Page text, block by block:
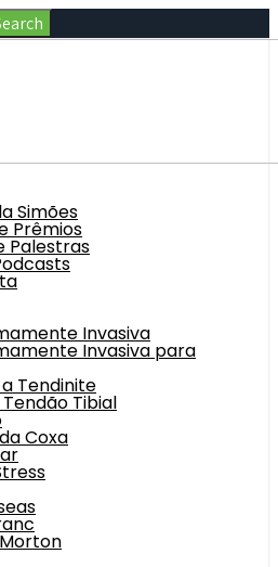
Simões
Prêmios
Palestras
Invasiva
Invasiva para
Tendinite
Tibial
Coxa